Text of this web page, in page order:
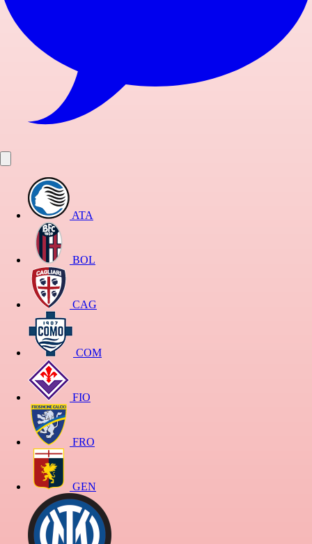
ATA
BOL
CAG
COM
FIO
FRO
GEN